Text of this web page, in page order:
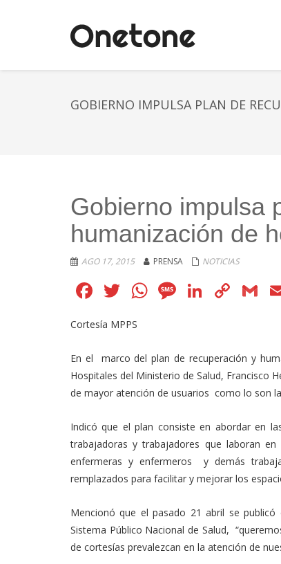
GOBIERNO IMPULSA PLAN DE
Gobierno impulsa
humanización de
AGO 17, 2015 PRENSA NOTICIAS
Facebook
Twitter
WhatsApp
Message
Cortesía MPPS
En el marco del plan de recuperación y
Hospitales del Ministerio de Salud,
de mayor atención de usuarios como lo son
Indicó que el plan consiste en abordar en
trabajadoras y trabajadores que laboran
enfermeras y enfermeros y demás
remplazados para facilitar y mejorar los
Mencionó que el pasado 21 abril se
Sistema Público Nacional de Salud,
de cortesías prevalezcan en la atención de